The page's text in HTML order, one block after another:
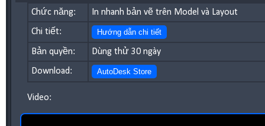
Chức năng: In nhanh bản vẽ trên Model và Layout
Chi tiết: Hướng dẫn chi tiết
Bản quyền: Dùng thử 30 ngày
Download: AutoDesk Store
Video: